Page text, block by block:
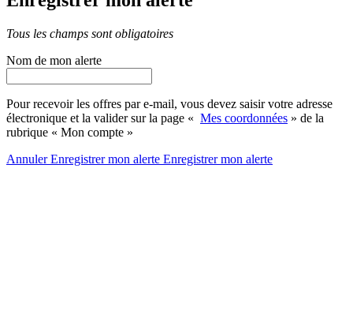
Tous les champs sont obligatoires
Nom de mon alerte
Pour recevoir les offres par e-mail, vous devez saisir votre adresse
électronique et la valider sur la page « Mes coordonnées » de la
rubrique « Mon compte »
AnnulerEnregistrer mon alerte Enregistrermon alerte